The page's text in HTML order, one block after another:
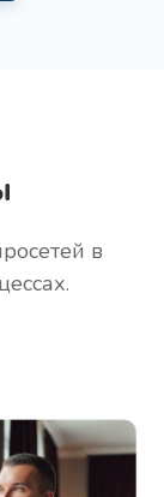
захватит
в